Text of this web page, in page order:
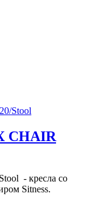
CHAIR
- кресла со
Sitness.